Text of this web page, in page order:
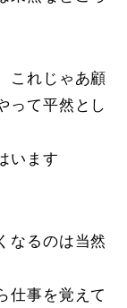
これじゃあ顧
って平然とし
います
なるのは当然
仕事を覚えて